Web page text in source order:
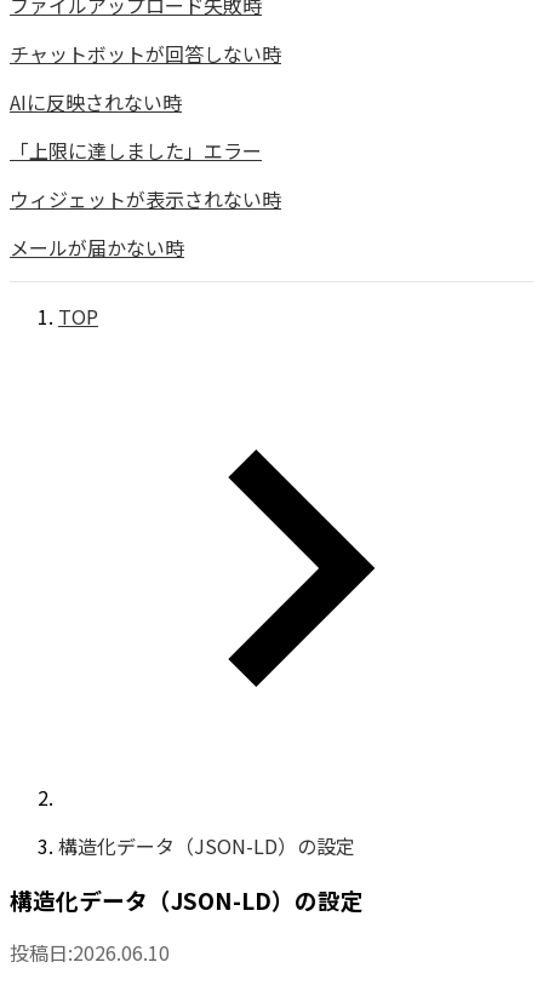
チャットボットが回答しない時
AIに反映されない時
「上限に達しました」エラー
ウィジェットが表示されない時
メールが届かない時
TOP
構造化データ（JSON-LD）の設定
構造化データ（JSON-LD）の設定
投稿日:2026.06.10